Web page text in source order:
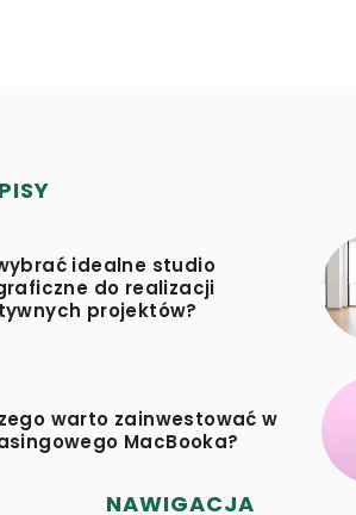
idealne studio
do realizacji
projektów?
warto zainwestować w
MacBooka?
NAWIGACJA